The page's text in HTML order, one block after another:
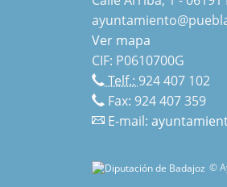
Ver mapa
CIF: P0610700G
Telf.:924 407 102
Fax: 924 407 359
E-mail:
©